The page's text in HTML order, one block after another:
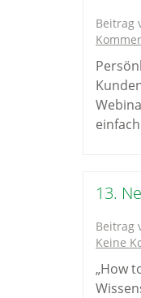
Beitrag
13.
Beitrag
Keine
„How